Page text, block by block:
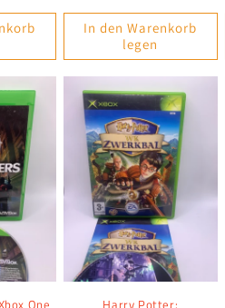
In den Warenkorb
legen